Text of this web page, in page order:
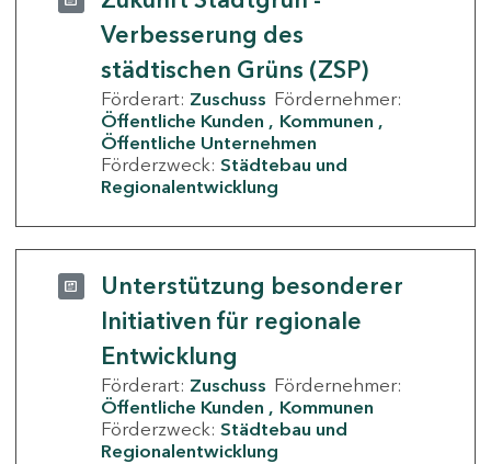
Verbesserung des
städtischen Grüns (ZSP)
Förderart: Zuschuss Fördernehmer:
Öffentliche Kunden
Kommunen
Öffentliche Unternehmen
Förderzweck: Städtebau und
Regionalentwicklung
Unterstützung besonderer
Initiativen für regionale
Entwicklung
Förderart: Zuschuss Fördernehmer:
Öffentliche Kunden
Kommunen
Förderzweck: Städtebau und
Regionalentwicklung